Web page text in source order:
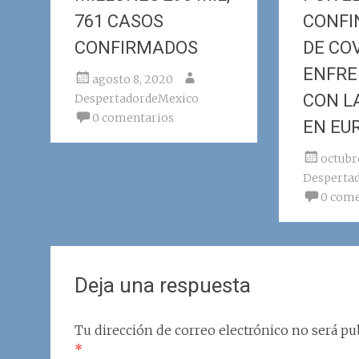
761 CASOS
CONFIRMADOS
agosto 8, 2020
DespertadordeMexico
0 comentarios
DE
CON
EN
0
Deja una respuesta
Tu dirección de correo electrónico no será
*